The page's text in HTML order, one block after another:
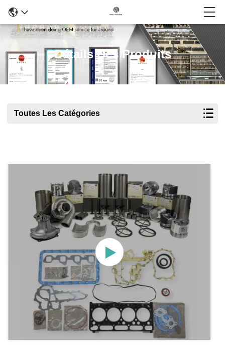
Détails Des Produits
Toutes Les Catégories